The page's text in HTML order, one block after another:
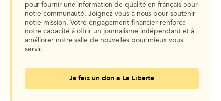
pour fournir une information de qualité en français pour
notre communauté. Joignez-vous à nous pour soutenir
notre mission. Votre engagement financier renforce
notre capacité à offrir un journalisme indépendant et à
améliorer notre salle de nouvelles pour mieux vous
servir.
Je fais un don à La Liberté